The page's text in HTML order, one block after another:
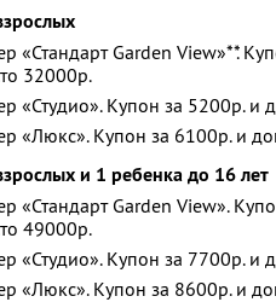
«Стандарт Garden View»**.
32000р.
«Студио». Купон за 5200р. и
«Люкс». Купон за 6100р. и
и 1 ребенка до 16 лет
«Стандарт Garden View».
49000р.
«Студио». Купон за 7700р. и
«Люкс». Купон за 8600р. и